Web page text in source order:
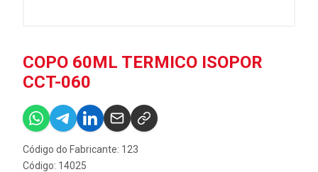
COPO 60ML TERMICO ISOPOR
CCT-060
Código do Fabricante: 123
Código: 14025